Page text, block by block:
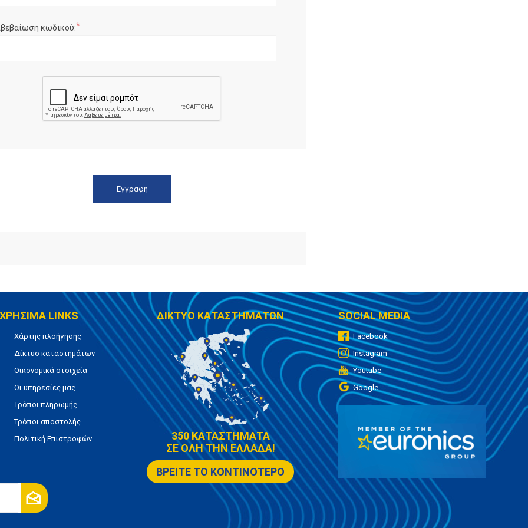
κωδικού:*
ΧΡΗΣΙΜΑ LINKS
Χάρτης πλοήγησης
Δίκτυο καταστημάτων
Οικονομικά στοιχεία
Οι υπηρεσίες μας
Τρόποι πληρωμής
Τρόποι αποστολής
Πολιτική Επιστροφών
ΔΙΚΤΥΟ ΚΑΤΑΣΤΗΜΑΤΩΝ
350 ΚΑΤΑΣΤΗΜΑΤΑ
ΣΕ ΟΛΗ ΤΗΝ ΕΛΛΑΔΑ!
ΒΡΕΙΤΕ ΤΟ ΚΟΝΤΙΝΟΤΕΡΟ
SOCIAL MEDIA
Facebook
Instagram
Youtube
Google